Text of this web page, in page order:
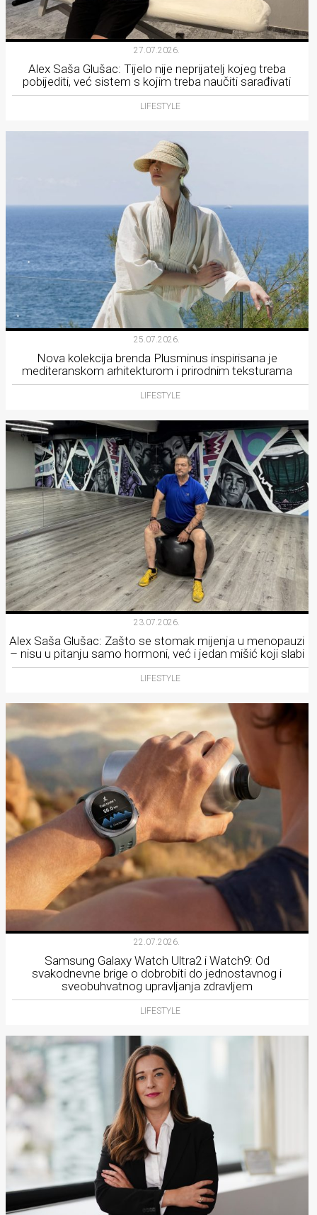
27.07.2026.
Alex Saša Glušac: Tijelo nije neprijatelj kojeg treba
pobijediti, već sistem s kojim treba naučiti sarađivati
LIFESTYLE
25.07.2026.
Nova kolekcija brenda Plusminus inspirisana je
mediteranskom arhitekturom i prirodnim teksturama
LIFESTYLE
23.07.2026.
Alex Saša Glušac: Zašto se stomak mijenja u menopauzi
– nisu u pitanju samo hormoni, već i jedan mišić koji slabi
LIFESTYLE
22.07.2026.
Samsung Galaxy Watch Ultra2 i Watch9: Od
svakodnevne brige o dobrobiti do jednostavnog i
sveobuhvatnog upravljanja zdravljem
LIFESTYLE